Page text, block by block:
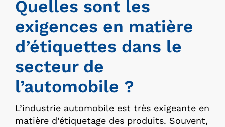
Quelles sont les
exigences en matière
d’étiquettes dans le
secteur de
l’automobile ?
L’industrie automobile est très exigeante en
matière d’étiquetage des produits. Souvent,